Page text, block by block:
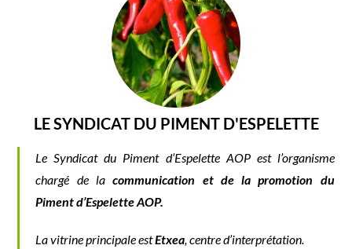
LE SYNDICAT DU PIMENT D'ESPELETTE
Le Syndicat du Piment d’Espelette AOP est l’organisme
chargé de lacommunication et de la promotion du
Piment d’Espelette AOP.
La vitrine principale estEtxea, centre d’interprétation.